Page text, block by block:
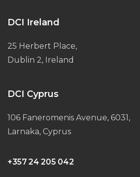
DCI Ireland
25 Herbert Place,
Dublin 2, Ireland
DCI Cyprus
106 Faneromenis Avenue, 6031,
Larnaka, Cyprus
+357 24 205 042